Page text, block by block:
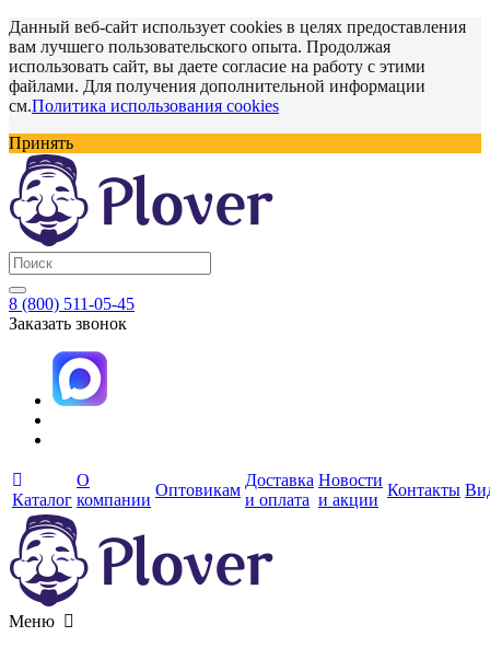
Данный веб-сайт использует cookies в целях предоставления
вам лучшего пользовательского опыта. Продолжая
использовать сайт, вы даете согласие на работу с этими
файлами. Для получения дополнительной информации
см.Политика использования cookies
Принять
8 (800) 511-05-45
Заказать звонок
Каталог
О
компании
Оптовикам
Доставка
и оплата
Новости
и акции
Контакты
Меню